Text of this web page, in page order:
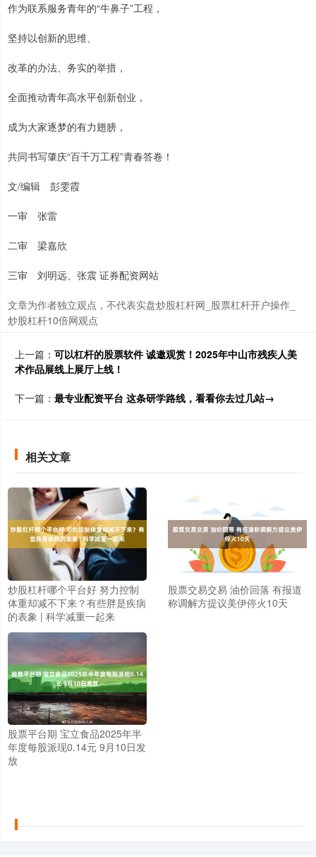
作为联系服务青年的“牛鼻子”工程，
坚持以创新的思维、
改革的办法、务实的举措，
全面推动青年高水平创新创业，
成为大家逐梦的有力翅膀，
共同书写肇庆“百千万工程”青春答卷！
文/编辑 彭雯霞
一审 张雷
二审 梁嘉欣
三审 刘明远、张震 证券配资网站
文章为作者独立观点，不代表实盘炒股杠杆网_股票杠杆开户操作_
炒股杠杆10倍网观点
上一篇： 可以杠杆的股票软件 诚邀观赏！2025年中山市残疾人美
术作品展线上展厅上线！
下一篇： 最专业配资平台 这条研学路线，看看你去过几站→
相关文章
炒股杠杆哪个平台好 努力控制
体重却减不下来？有些胖是疾病
的表象 | 科学减重一起来
股票交易交易 油价回落 有报道
称调解方提议美伊停火10天
股票平台期 宝立食品2025年半
年度每股派现0.14元 9月10日发
放